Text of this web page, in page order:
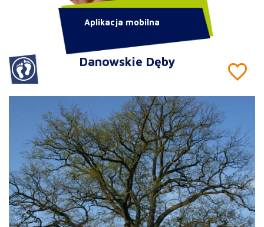
Danowskie Dęby
Aplikacja mobilna